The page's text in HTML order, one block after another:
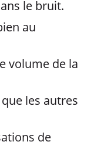
le bruit.
au
volume de la
les autres
de